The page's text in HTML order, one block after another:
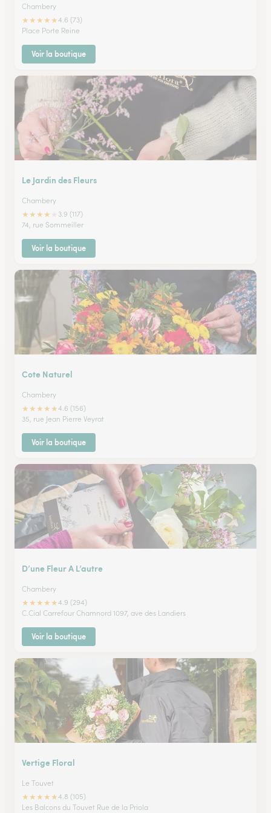
Chambery
★★★★★4.6 (73)
Place Porte Reine
Voir la boutique
Le Jardin des Fleurs
Chambery
★★★★
3.9 (117)
74, rue Sommeiller
Voir la boutique
Cote Naturel
Chambery
★★★★★4.6 (156)
35, rue Jean Pierre Veyrat
Voir la boutique
D’une Fleur A L’autre
Chambery
★★★★★4.9 (294)
C.Cial Carrefour Chamnord 1097, ave des Landiers
Voir la boutique
Vertige Floral
Le Touvet
★★★★★4.8 (105)
Les Balcons du Touvet Rue de la Priola